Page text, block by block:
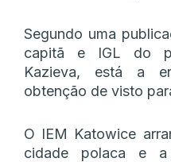
Segundo uma
capitã e IGL do
Kazieva, está a
obtenção de visto
O IEM Katowice
cidade polaca e